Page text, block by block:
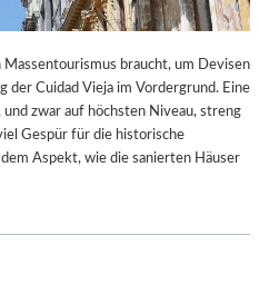
braucht, um Devisen
der Cuidad Vieja im Vordergrund. Eine
zwar auf höchsten Niveau, streng
Gespür für die historische
Aspekt, wie die sanierten Häuser